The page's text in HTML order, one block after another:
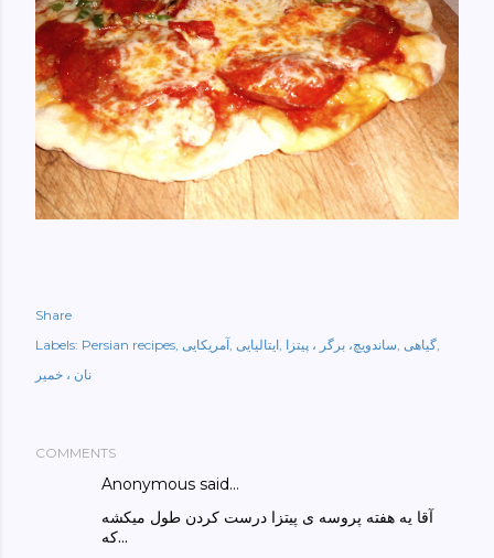
Share
Labels: Persian recipes آمریکایی ایتالیایی ساندویچ، برگر ، پیتزا گیاهی
نان ، خمیر
COMMENTS
Anonymous said…
آقا یه هفته پروسه ی پیتزا درست کردن طول میکشه
که...